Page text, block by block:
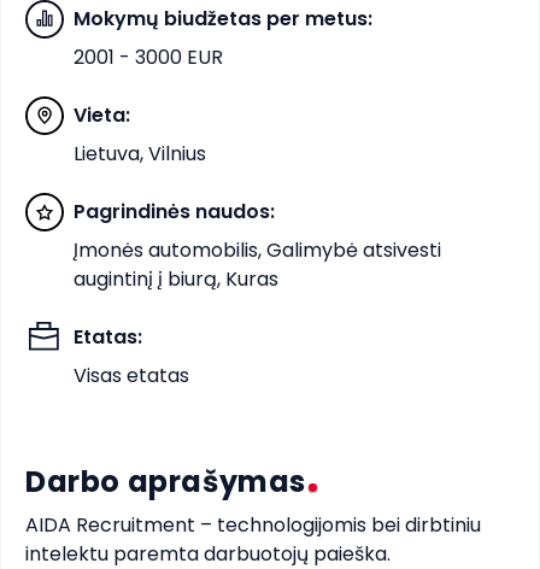
Mokymų biudžetas per metus:
2001 - 3000 EUR
Vieta:
Lietuva, Vilnius
Pagrindinės naudos:
Įmonės automobilis, Galimybė atsivesti
augintinį į biurą, Kuras
Etatas:
Visas etatas
Darbo aprašymas
AIDA Recruitment – technologijomis bei dirbtiniu
intelektu paremta darbuotojų paieška.